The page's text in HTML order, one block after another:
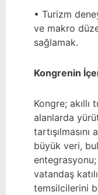
• Turizm
ve makro
sağlamak.
Kongrenin
Kongre;
alanlarda
büyük veri,
vatandaş
temsilcilerini